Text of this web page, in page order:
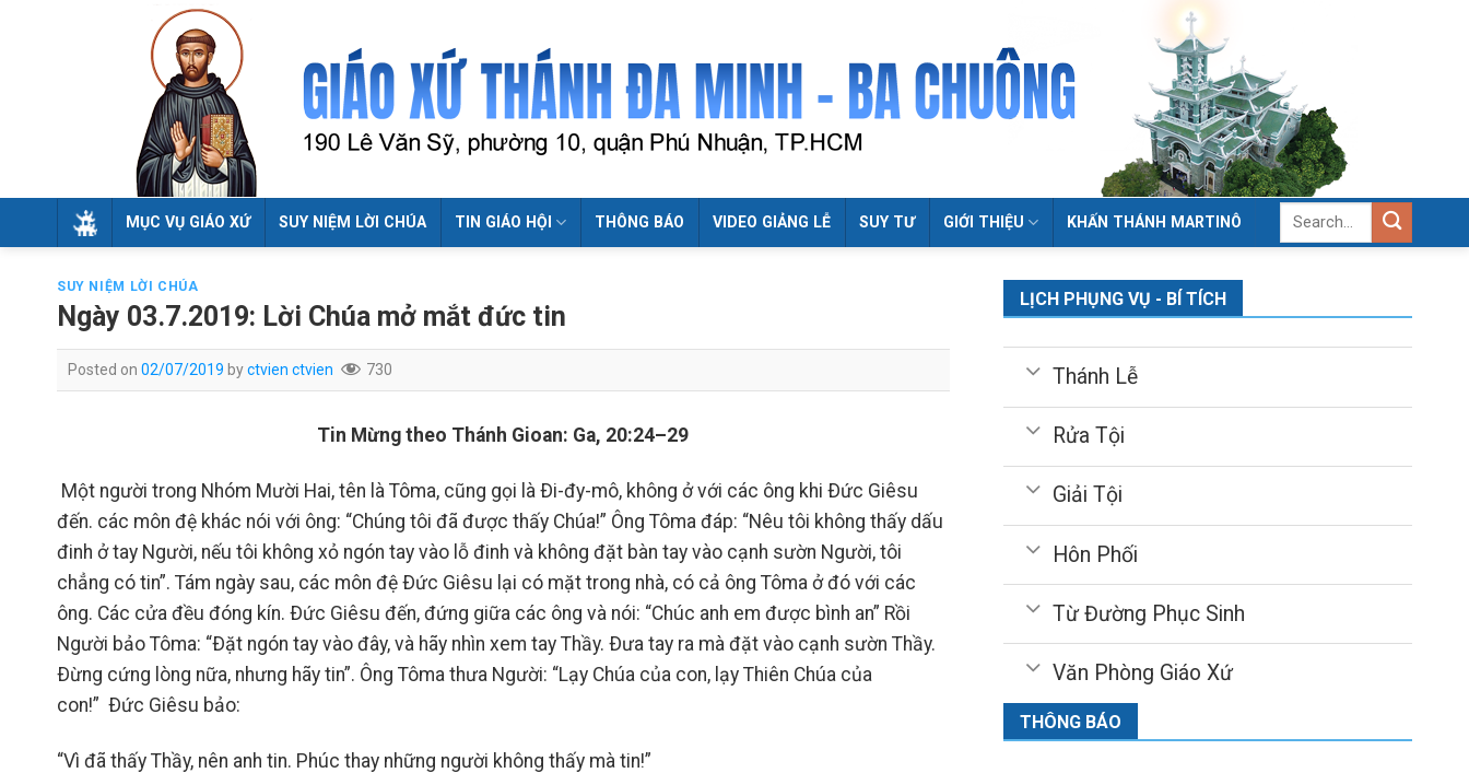
MỤC VỤ GIÁO XỨ SUY NIỆM LỜI CHÚA TIN GIÁO HỘI THÔNG BÁO VIDEO GIẢNG LỄ SUY TƯ GIỚI THIỆU KHẤN THÁNH MARTINÔ
SUY NIỆM LỜI CHÚA
Ngày 03.7.2019: Lời Chúa mở mắt đức tin
Posted on 02/07/2019 byctvien ctvien 730
Tin Mừng theo Thánh Gioan: Ga, 20:24–29
Một người trong Nhóm Mười Hai, tên là Tôma, cũng gọi là Ði-đy-mô, không ở với các ông khi Ðức Giêsu
đến. các môn đệ khác nói với ông: “Chúng tôi đã được thấy Chúa!” Ông Tôma đáp: “Nêu tôi không thấy dấu
đinh ở tay Người, nếu tôi không xỏ ngón tay vào lỗ đinh và không đặt bàn tay vào cạnh sườn Người, tôi
chẳng có tin”. Tám ngày sau, các môn đệ Ðức Giêsu lại có mặt trong nhà, có cả ông Tôma ở đó với các
ông. Các cửa đều đóng kín. Ðức Giêsu đến, đứng giữa các ông và nói: “Chúc anh em được bình an” Rồi
Người bảo Tôma: “Ðặt ngón tay vào đây, và hãy nhìn xem tay Thầy. Ðưa tay ra mà đặt vào cạnh sườn Thầy.
Ðừng cứng lòng nữa, nhưng hãy tin”. Ông Tôma thưa Người: “Lạy Chúa của con, lạy Thiên Chúa của
con!” Ðức Giêsu bảo:
“Vì đã thấy Thầy, nên anh tin. Phúc thay những người không thấy mà tin!”
LỊCH PHỤNG VỤ - BÍ TÍCH
Thánh Lễ
Rửa Tội
Giải Tội
Hôn Phối
Từ Đường Phục Sinh
Văn Phòng Giáo Xứ
THÔNG BÁO